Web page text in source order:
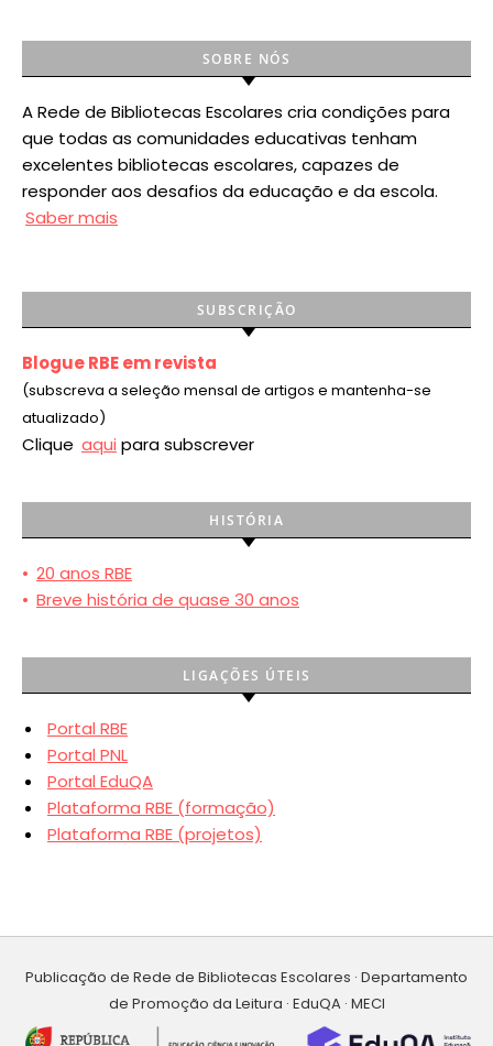
SOBRE NÓS
A Rede de Bibliotecas Escolares cria condições para
que todas as comunidades educativas tenham
excelentes bibliotecas escolares, capazes de
responder aos desafios da educação e da escola.
Saber mais
SUBSCRIÇÃO
Blogue RBE em revista
(subscreva a seleção mensal de artigos e mantenha-se
atualizado)
Clique aqui para subscrever
HISTÓRIA
• 20 anos RBE
• Breve história de quase 30 anos
LIGAÇÕES ÚTEIS
Portal RBE
Portal PNL
Portal EduQA
Plataforma RBE (formação)
Plataforma RBE (projetos)
Publicação de Rede de Bibliotecas Escolares · Departamento
de Promoção da Leitura · EduQA · MECI